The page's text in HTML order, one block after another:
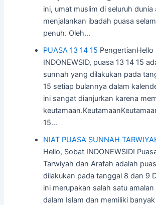
ini, umat muslim di seluruh dunia
menjalankan ibadah puasa
penuh. Oleh…
PUASA 13 14 15 PengertianHello
INDONEWSID, puasa 13 14 15
sunnah yang dilakukan pada
15 setiap bulannya dalam
ini sangat dianjurkan karena
15…
NIAT PUASA SUNNAH
Hello, Sobat INDONEWSID!
Tarwiyah dan Arafah adalah
dilakukan pada tanggal 8 dan 9
ini merupakan salah satu
dalam Islam dan memiliki